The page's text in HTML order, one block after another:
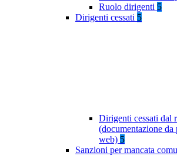
Ruolo dirigenti 5
Dirigenti cessati 5
Dirigenti cessati dal
(documentazione
web) 5
Sanzioni per mancata